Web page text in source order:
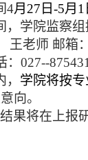
4月 27 日-5月 1
，学院监察组
王老师 邮箱：
027--
学院将按专
向。
果将在上报